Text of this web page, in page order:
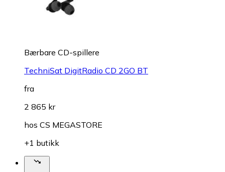
Bærbare CD-spillere
TechniSat DigitRadio CD 2GO BT
fra
2 865 kr
hos CS MEGASTORE
+1 butikk